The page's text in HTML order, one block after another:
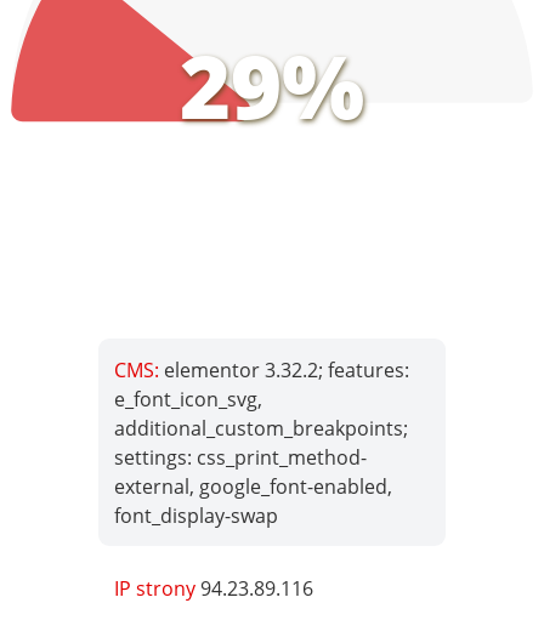
29%
CMS: elementor 3.32.2; features:
e_font_icon_svg,
additional_custom_breakpoints;
settings: css_print_method-
external, google_font-enabled,
font_display-swap
IP strony94.23.89.116